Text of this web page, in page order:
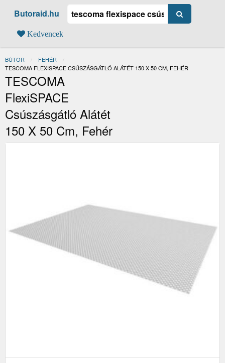
Butoraid.hu
Kedvencek
BÚTOR
FEHÉR
JELENLEGI:
TESCOMA FLEXISPACE CSÚSZÁSGÁTLÓ ALÁTÉT 150 X 50 CM, FEHÉR
TESCOMA
FlexiSPACE
Csúszásgátló Alátét
150 X 50 Cm, Fehér